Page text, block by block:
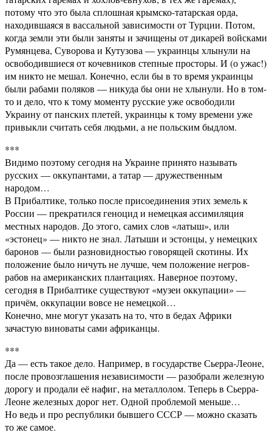
потому что это была сплошная крымско-татарская орда,
находившаяся в вассальной зависимости от Турции. Потом,
когда земли эти были заняты и зачищены от дикарей войсками
Румянцева, Суворова и Кутузова — украинцы хлынули на
освободившиеся от кочевников степные просторы. И (о ужас!)
им никто не мешал. Конечно, если бы в то время украинцы
были рабами поляков — никуда бы они не хлынули. Но в том-
то и дело, что к тому моменту русские уже освободили
Украину от панских плетей, украинцы к тому времени уже
привыкли считать себя людьми, а не польским быдлом.
***
Видимо поэтому сегодня на Украине принято называть
русских — оккупантами, а татар — дружественным
народом…
В Прибалтике, только после присоединения этих земель к
России — прекратился геноцид и немецкая ассимиляция
местных народов. До этого, самих слов «латыш», или
«эстонец» — никто не знал. Латыши и эстонцы, у немецких
баронов — были разновидностью говорящей скотины. Их
положение было ничуть не лучше, чем положение негров-
рабов на американских плантациях. Наверное поэтому,
сегодня в Прибалтике существуют «музеи оккупации» —
причём, оккупации вовсе не немецкой…
Конечно, мне могут указать на то, что в бедах Африки
зачастую виноваты сами африканцы.
***
Да — есть такое дело. Например, в государстве Сьерра-Леоне,
после провозглашения независимости — разобрали железную
дорогу и продали её нафиг, на металлолом. Теперь в Сьерра-
Леоне железных дорог нет. Одной проблемой меньше…
Но ведь и про республики бывшего СССР — можно сказать
то же самое.